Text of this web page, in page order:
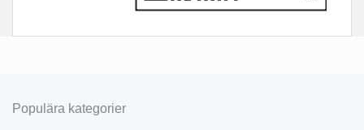
Populära kategorier